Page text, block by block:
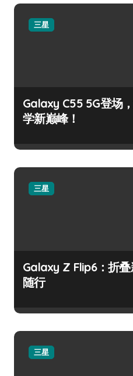
三星
Galaxy C55 5G登场
学新巅峰！
三星
Galaxy Z Flip6：折
随行
三星